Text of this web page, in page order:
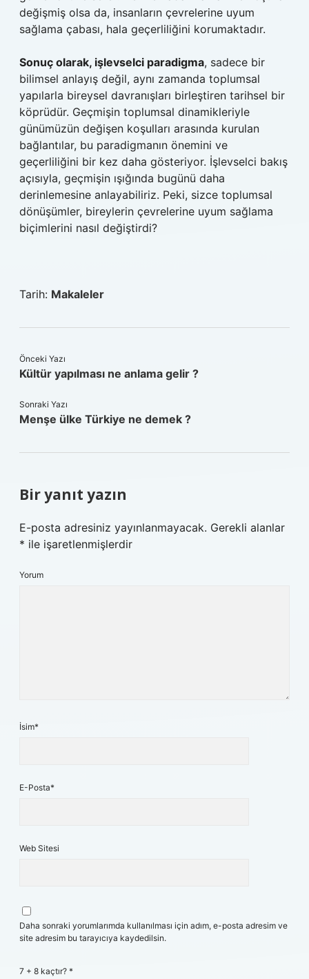
değişmiş olsa da, insanların çevrelerine uyum
sağlama çabası, hala geçerliliğini korumaktadır.
Sonuç olarak, işlevselci paradigma, sadece bir
bilimsel anlayış değil, aynı zamanda toplumsal
yapılarla bireysel davranışları birleştiren tarihsel bir
köprüdür. Geçmişin toplumsal dinamikleriyle
günümüzün değişen koşulları arasında kurulan
bağlantılar, bu paradigmanın önemini ve
geçerliliğini bir kez daha gösteriyor. İşlevselci bakış
açısıyla, geçmişin ışığında bugünü daha
derinlemesine anlayabiliriz. Peki, sizce toplumsal
dönüşümler, bireylerin çevrelerine uyum sağlama
biçimlerini nasıl değiştirdi?
Tarih: Makaleler
Önceki Yazı
Kültür yapılması ne anlama gelir ?
Sonraki Yazı
Menşe ülke Türkiye ne demek ?
Bir yanıt yazın
E-posta adresiniz yayınlanmayacak. Gerekli alanlar
* ile işaretlenmişlerdir
Yorum
İsim*
E-Posta*
Web Sitesi
Daha sonraki yorumlarımda kullanılması için adım, e-posta adresim ve
site adresim bu tarayıcıya kaydedilsin.
7 + 8 kaçtır? *